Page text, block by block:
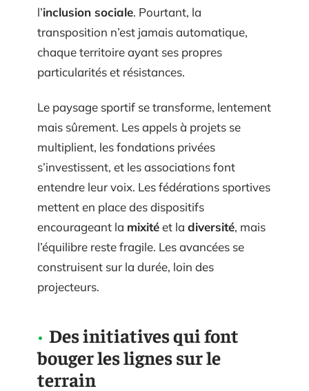
l’inclusion sociale. Pourtant, la
transposition n’est jamais automatique,
chaque territoire ayant ses propres
particularités et résistances.
Le paysage sportif se transforme, lentement
mais sûrement. Les appels à projets se
multiplient, les fondations privées
s’investissent, et les associations font
entendre leur voix. Les fédérations sportives
mettent en place des dispositifs
encourageant la mixitéet la diversité, mais
l’équilibre reste fragile. Les avancées se
construisent sur la durée, loin des
projecteurs.
Des initiatives qui font
bouger les lignes sur le
terrain